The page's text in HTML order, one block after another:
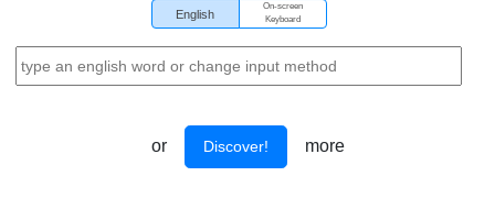
English
On-screen
Keyboard
or Discover! more